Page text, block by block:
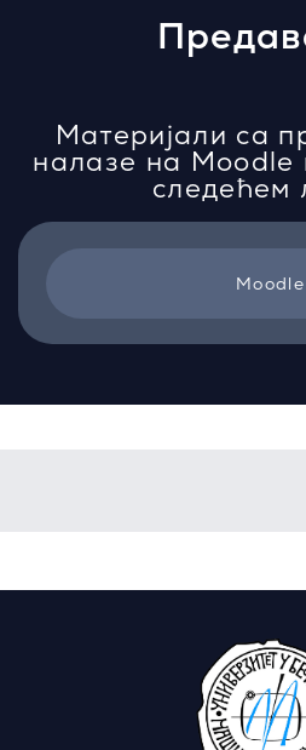
Материјали са
налазе на
следећем
Moodle